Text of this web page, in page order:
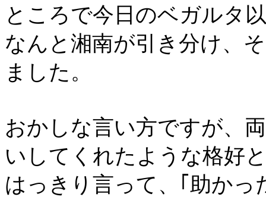
ところで今日のベガルタ
なんと湘南が引き分け、
ました。
おかしな言い方ですが、
いしてくれたような格好
はっきり言って、｢助か